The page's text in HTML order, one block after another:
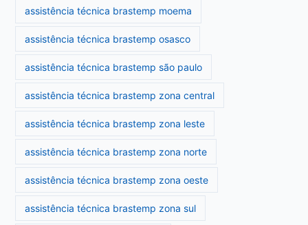
assistência técnica brastemp moema
assistência técnica brastemp osasco
assistência técnica brastemp são paulo
assistência técnica brastemp zona central
assistência técnica brastemp zona leste
assistência técnica brastemp zona norte
assistência técnica brastemp zona oeste
assistência técnica brastemp zona sul